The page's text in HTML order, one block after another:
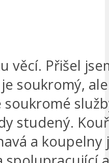
věcí. Přišel
soukromý,
studený.
a koupelny